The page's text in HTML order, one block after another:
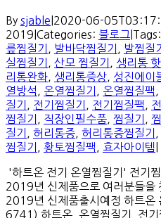
By sjable 2020-06-
2019 Categories: 블로그 Tags:
릎찜질기
발바닥찜질기 발찜질기
실찜질기
산모 찜질기 생리통
리통완화
생리통증상 성진에이
열방석
온열찜질기 온열찜질팩
질기
전기찜질기 전기찜질팩
찜질기
직장인필수품 찜질기
질기
허리통증 허리통증찜질기
찜질기
황토찜질팩 효자아이템
'하트온 전기 온열찜질기' 전기
2019년 신제품으로 여러분들을
2019년 신제품출시예정 하트
6741) 하트온_온열찜질기_전